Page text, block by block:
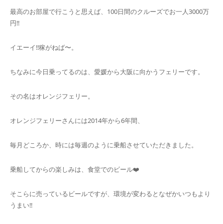
最高のお部屋で行こうと思えば、100日間のクルーズでお一人3000万
円‼️
イエーイ‼️稼がねば〜。
ちなみに今日乗ってるのは、愛媛から大阪に向かうフェリーです。
その名はオレンジフェリー。
オレンジフェリーさんには2014年から6年間、
毎月どころか、時には毎週のように乗船させていただきました。
乗船してからの楽しみは、食堂でのビール❤️
そこらに売っているビールですが、環境が変わるとなぜかいつもより
うまい‼️